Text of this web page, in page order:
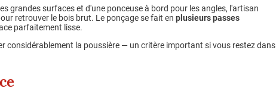
grandes surfaces et d'une ponceuse à bord pour les angles, l'artisan
retrouver le bois brut. Le ponçage se fait en plusieurs passes
parfaitement lisse.
considérablement la poussière — un critère important si vous restez dans